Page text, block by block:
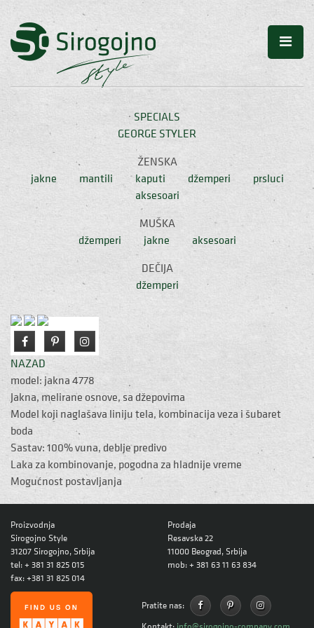
SPECIALS
GEORGE STYLER
ŽENSKA
jakne
mantili kaputi džemperi
prsluci
aksesoari
MUŠKA
džemperi
jakne
aksesoari
DEČIJA
džemperi
NAZAD
model: jakna 4778
Jakna, melirane osnove, sa džepovima
Model koji naglašava liniju tela, kombinacija veza i šubaret
boda
Sastav: 100% vuna, deblje predivo
Laka za kombinovanje, pogodna za hladnije vreme
Mogućnost postavljanja
Proizvodnja
Sirogojno Style
31207 Sirogojno, Srbija
tel: + 381 31 825 015
fax: +381 31 825 014
Prodaja
Resavska 22
11000 Beograd, Srbija
mob: + 381 63 11 63 834
Pratite nas: